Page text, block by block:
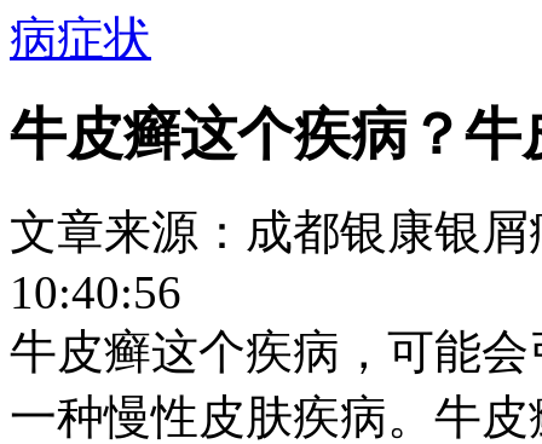
病症状
牛皮癣这个疾病？
文章来源：成都银康银
10:40:56
牛皮癣这个疾病，可能
一种慢性皮肤疾病。牛